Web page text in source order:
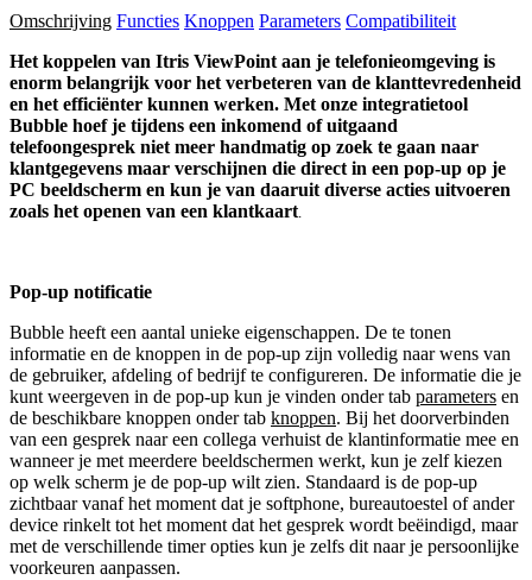
Omschrijving Functies Knoppen Parameters Compatibiliteit
Het koppelen van Itris ViewPoint aan je telefonieomgeving is
enorm belangrijk voor het verbeteren van de klanttevredenheid
en het efficiënter kunnen werken. Met onze integratietool
Bubble hoef je tijdens een inkomend of uitgaand
telefoongesprek niet meer handmatig op zoek te gaan naar
klantgegevens maar verschijnen die direct in een pop-up op je
PC beeldscherm en kun je van daaruit diverse acties uitvoeren
zoals het openen van een klantkaart.
Pop-up notificatie
Bubble heeft een aantal unieke eigenschappen. De te tonen
informatie en de knoppen in de pop-up zijn volledig naar wens van
de gebruiker, afdeling of bedrijf te configureren. De informatie die je
kunt weergeven in de pop-up kun je vinden onder tab parameters en
de beschikbare knoppen onder tab knoppen. Bij het doorverbinden
van een gesprek naar een collega verhuist de klantinformatie mee en
wanneer je met meerdere beeldschermen werkt, kun je zelf kiezen
op welk scherm je de pop-up wilt zien. Standaard is de pop-up
zichtbaar vanaf het moment dat je softphone, bureautoestel of ander
device rinkelt tot het moment dat het gesprek wordt beëindigd, maar
met de verschillende timer opties kun je zelfs dit naar je persoonlijke
voorkeuren aanpassen.